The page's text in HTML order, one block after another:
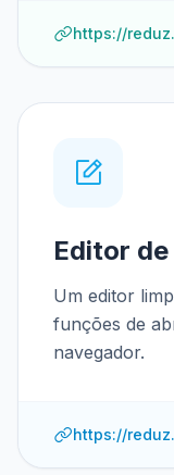
https://
Editor
Um editor
funções de
navegador.
https://